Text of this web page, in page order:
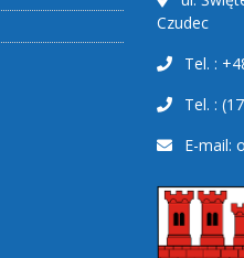
Czudec
Tel. :
Tel. :
E-mail: